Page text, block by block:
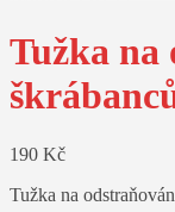
Tužka na
190 Kč
Tužka na